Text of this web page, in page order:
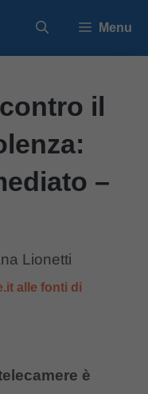
Menu
il
–
Lionetti
alle fonti di
è